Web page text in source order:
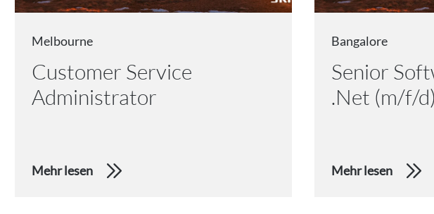
Melbourne
Customer Service
Administrator
Mehr lesen
Bangalore
Senior
.Net (m/f/d)
Mehr lesen